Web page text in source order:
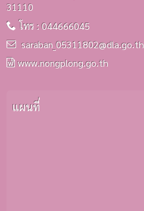
31110
โทร : 044666045
saraban_05311802@dla.go.th
www.nongplong.go.th
แผนที่